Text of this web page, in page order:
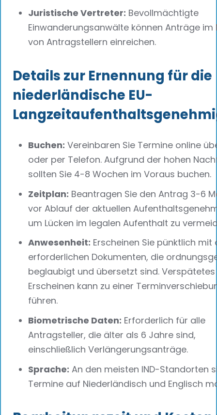
Juristische Vertreter: Bevollmächtigte
Einwanderungsanwälte können Anträge im
von Antragstellern einreichen.
Details zur Ernennung für die
niederländische EU-
Buchen: Vereinbaren Sie Termine online
oder per Telefon. Aufgrund der hohen
sollten Sie 4-8 Wochen im Voraus buchen.
Zeitplan: Beantragen Sie den Antrag 3-6
vor Ablauf der aktuellen
um Lücken im legalen Aufenthalt zu
Anwesenheit: Erscheinen Sie pünktlich mit
erforderlichen Dokumenten, die
beglaubigt und übersetzt sind. Verspätetes
Erscheinen kann zu einer
führen.
Biometrische Daten: Erforderlich für alle
Antragsteller, die älter als 6 Jahre sind,
einschließlich Verlängerungsanträge.
Sprache: An den meisten IND-Standorten
Termine auf Niederländisch und Englisch